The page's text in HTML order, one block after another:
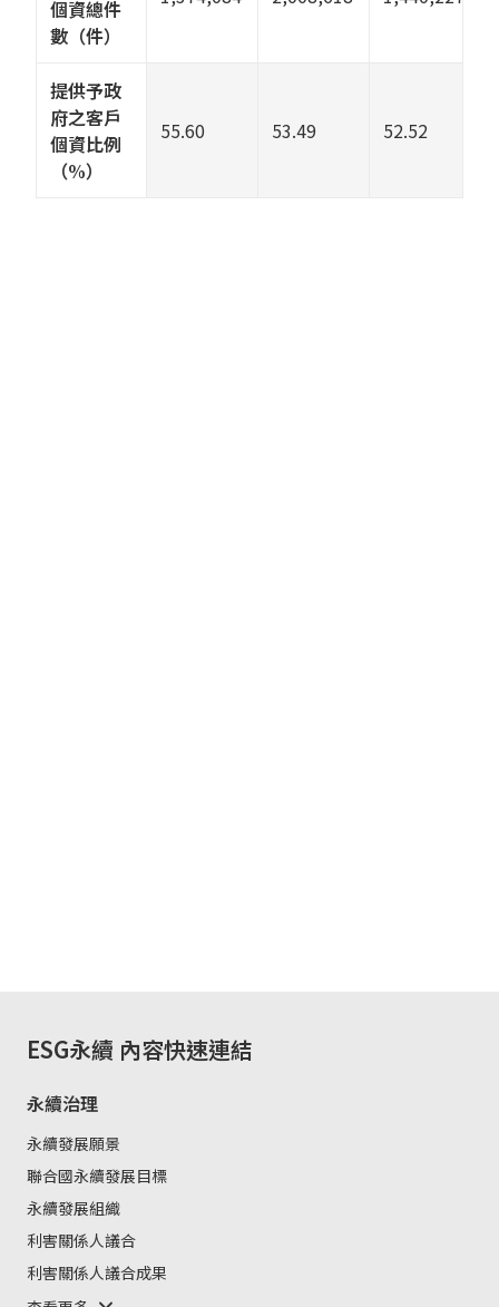
個資總件
數（件）
提供予政
府之客戶
個資比例
（%）
55.60 53.49 52.52
ESG永續 內容快速連結
永續治理
永續發展願景
聯合國永續發展目標
永續發展組織
利害關係人議合
利害關係人議合成果